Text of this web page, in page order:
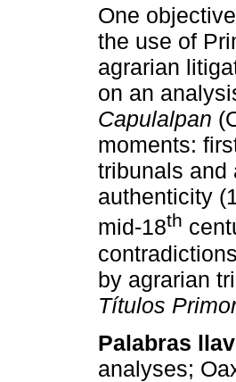
One
the use of
agrarian
on an
Capulalpan
moments:
tribunals and
authenticity
mid-18th
by agrarian
Títulos
Palabras
analyses;